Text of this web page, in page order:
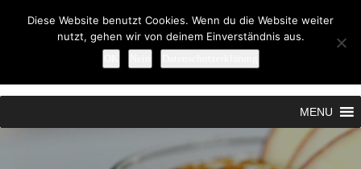
MENU
Diese Website benutzt Cookies. Wenn du die Website weiter
nutzt, gehen wir von deinem Einverständnis aus.